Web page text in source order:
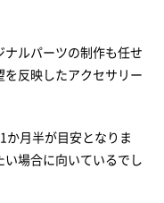
ルパーツの制作も任せ
反映したアクセサリー
か月半が目安となりま
場合に向いているでし